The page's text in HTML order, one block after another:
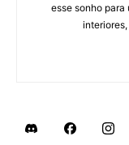
esse sonho para